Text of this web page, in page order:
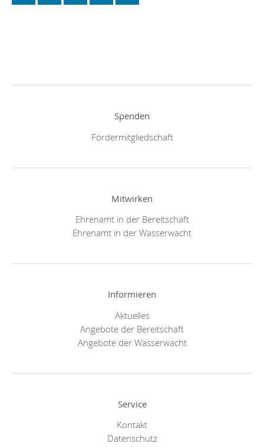
Spenden
Fördermitgliedschaft
Mitwirken
Ehrenamt in der Bereitschaft
Ehrenamt in der Wasserwacht
Informieren
Aktuelles
Angebote der Bereitschaft
Angebote der Wasserwacht
Service
Kontakt
Datenschutz